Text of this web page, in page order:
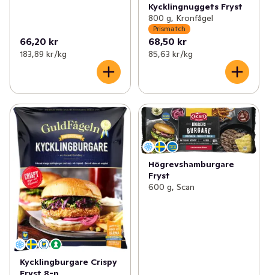
66,20 kr
183,89 kr /kg
Kycklingnuggets Fryst
800 g, Kronfågel
Prismatch
68,50 kr
85,63 kr /kg
Kycklingburgare Crispy
Högrevshamburgare
Fryst
600 g, Scan